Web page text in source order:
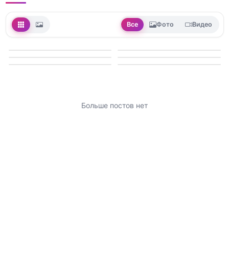
Все Фото Видео
Больше постов нет